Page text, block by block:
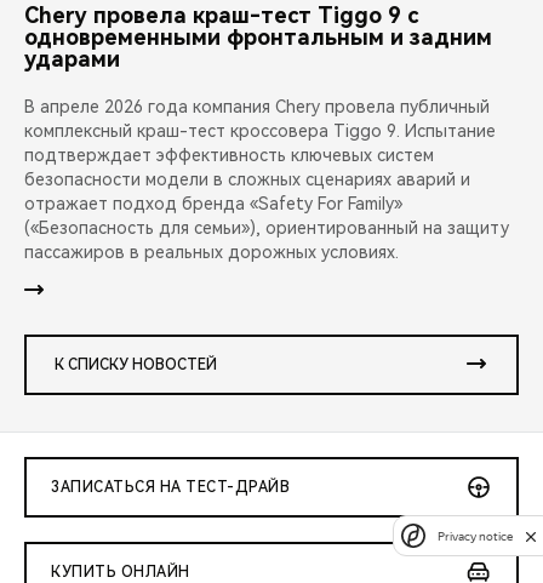
Chery провела краш-тест Tiggo 9 с
одновременными фронтальным и задним
ударами
В апреле 2026 года компания Chery провела публичный
комплексный краш-тест кроссовера Tiggo 9. Испытание
подтверждает эффективность ключевых систем
безопасности модели в сложных сценариях аварий и
отражает подход бренда «Safety For Family»
(«Безопасность для семьи»), ориентированный на защиту
пассажиров в реальных дорожных условиях.
К СПИСКУ НОВОСТЕЙ
ЗАПИСАТЬСЯ НА ТЕСТ-ДРАЙВ
КУПИТЬ ОНЛАЙН
Privacy notice